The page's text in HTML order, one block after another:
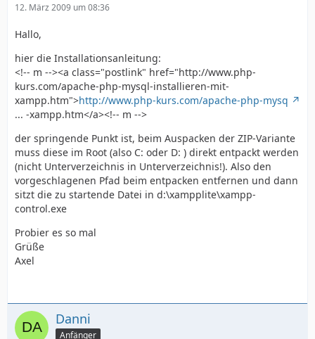
12. März 2009 um 08:36
Hallo,
hier die Installationsanleitung:
<!-- m --><a class="postlink" href="http://www.php-
kurs.com/apache-php-mysql-installieren-mit-
xampp.htm">http://www.php-kurs.com/apache-php-mysq
... -xampp.htm</a><!-- m -->
der springende Punkt ist, beim Auspacken der ZIP-Variante
muss diese im Root (also C: oder D: ) direkt entpackt werden
(nicht Unterverzeichnis in Unterverzeichnis!). Also den
vorgeschlagenen Pfad beim entpacken entfernen und dann
sitzt die zu startende Datei in d:\xampplite\xampp-
control.exe
Probier es so mal
Grüße
Axel
Danni
Anfänger